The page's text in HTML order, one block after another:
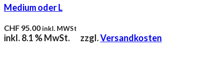
Medium oder L
CHF 95.00inkl. MWSt
inkl. 8.1 % MwSt. zzgl.Versandkosten